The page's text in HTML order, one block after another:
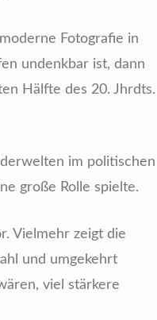
Fotografie in
undenkbar ist, dann
Hälfte des 20. Jhrdts.
im politischen
große Rolle spielte.
Vielmehr zeigt die
und umgekehrt
viel stärkere